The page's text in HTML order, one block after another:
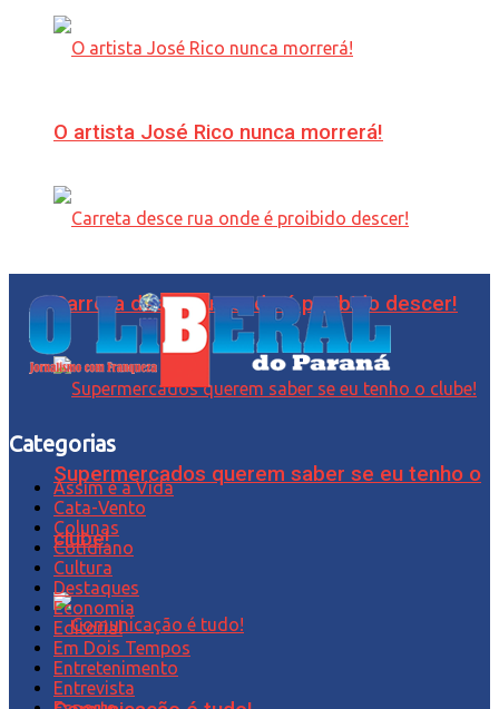
O artista José Rico nunca morrerá!
Carreta desce rua onde é proibido descer!
Supermercados querem saber se eu tenho o
clube!
Categorias
Assim é a Vida
Cata-Vento
Colunas
Cotidiano
Cultura
Destaques
Economia
Editorial
Em Dois Tempos
Entretenimento
Entrevista